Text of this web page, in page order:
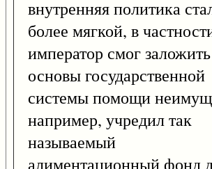
внутренняя политика
более мягкой, в
император смог заложить
основы государственной
системы помощи
например, учредил так
называемый
алиментационный фонд